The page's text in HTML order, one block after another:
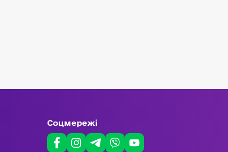
Соцмережі